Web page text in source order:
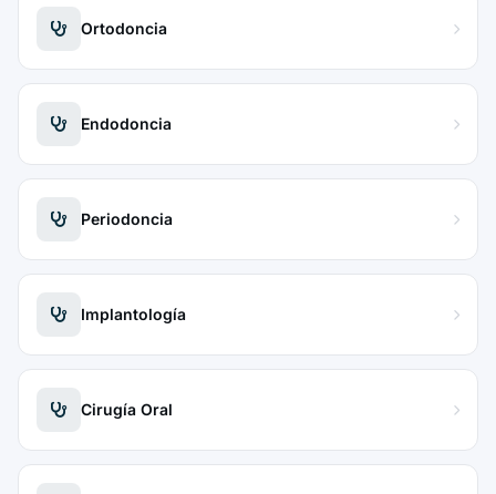
Ortodoncia
Endodoncia
Periodoncia
Implantología
Cirugía Oral